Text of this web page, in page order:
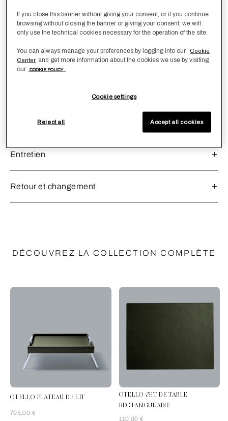
In centimetres:19x22x32
Information sur le produit
Entretien
Retour et changement
DÉCOUVREZ LA COLLECTION COMPLÈTE
OTELLO PLATEAU DE LIT
795,00 €
OTELLO SET DE TABLE
RECTANGULAIRE
110,00 €
If you close this banner without giving your consent, or if you continue
browsing without closing the banner or giving your consent, we will
only use the technical cookies necessary for the operation of the site.
You can always manage your preferences by logging into our
Cookie
Center and get more information about the cookies we use by visiting
our
COOKIE POLICY .
Cookie settings
Reject all Accept all cookies